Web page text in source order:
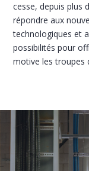
SERVICES
cesse, depuis plus
répondre aux
technologiques et
possibilités pour
motive les troupes